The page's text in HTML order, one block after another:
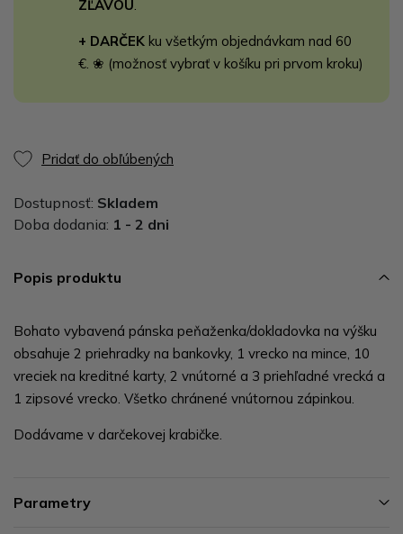
ZĽAVOU
+ DARČEK ku všetkým objednávkam nad 60
€. ❀ (možnosť vybrať v košíku pri prvom kroku)
Pridať do obľúbených
Dostupnosť: Skladem
Doba dodania: 1 - 2 dni
Popis produktu
Bohato vybavená pánska peňaženka/dokladovka na výšku
obsahuje 2 priehradky na bankovky, 1 vrecko na mince, 10
vreciek na kreditné karty, 2 vnútorné a 3 priehľadné vrecká a
1 zipsové vrecko. Všetko chránené vnútornou zápinkou.
Dodávame v darčekovej krabičke.
Parametry